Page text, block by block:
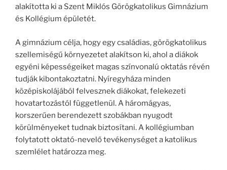
alakította ki a Szent Miklós Görögkatolikus Gimnázium
és Kollégium épületét.
A gimnázium célja, hogy egy családias, görögkatolikus
szellemiségű környezetet alakítson ki, ahol a diákok
egyéni képességeiket magas színvonalú oktatás révén
tudják kibontakoztatni. Nyíregyháza minden
középiskolájából felvesznek diákokat, felekezeti
hovatartozástól függetlenül. A háromágyas,
korszerűen berendezett szobákban nyugodt
körülményeket tudnak biztosítani. A kollégiumban
folytatott oktató-nevelő tevékenységet a katolikus
szemlélet határozza meg.